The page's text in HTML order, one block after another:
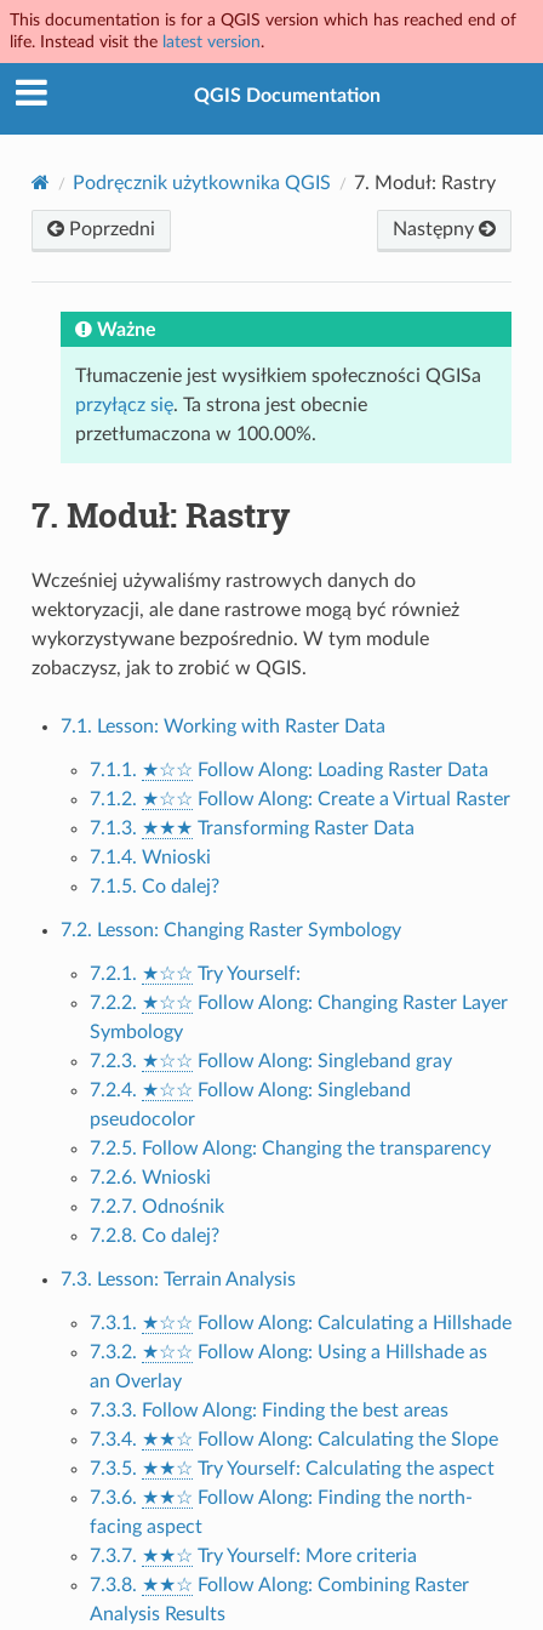
This documentation is for a QGIS version which has reached end of
life. Instead visit the latest version.
QGIS Documentation
Podręcznik użytkownika QGIS 7. Moduł: Rastry
Poprzedni Następny
Ważne
Tłumaczenie jest wysiłkiem społeczności QGISa
przyłącz się. Ta strona jest obecnie
przetłumaczona w 100.00%.
7. Moduł: Rastry
Wcześniej używaliśmy rastrowych danych do
wektoryzacji, ale dane rastrowe mogą być również
wykorzystywane bezpośrednio. W tym module
zobaczysz, jak to zrobić w QGIS.
7.1. Lesson: Working with Raster Data
7.1.1. ★☆☆ Follow Along: Loading Raster Data
7.1.2. ★☆☆ Follow Along: Create a Virtual Raster
7.1.3. ★★★ Transforming Raster Data
7.1.4. Wnioski
7.1.5. Co dalej?
7.2. Lesson: Changing Raster Symbology
7.2.1. ★☆☆ Try Yourself:
7.2.2. ★☆☆ Follow Along: Changing Raster Layer
Symbology
7.2.3. ★☆☆ Follow Along: Singleband gray
7.2.4. ★☆☆ Follow Along: Singleband
pseudocolor
7.2.5. Follow Along: Changing the transparency
7.2.6. Wnioski
7.2.7. Odnośnik
7.2.8. Co dalej?
7.3. Lesson: Terrain Analysis
7.3.1. ★☆☆ Follow Along: Calculating a Hillshade
7.3.2. ★☆☆ Follow Along: Using a Hillshade as
an Overlay
7.3.3. Follow Along: Finding the best areas
7.3.4. ★★☆ Follow Along: Calculating the Slope
7.3.5. ★★☆ Try Yourself: Calculating the aspect
7.3.6. ★★☆ Follow Along: Finding the north-
facing aspect
7.3.7. ★★☆ Try Yourself: More criteria
7.3.8. ★★☆ Follow Along: Combining Raster
Analysis Results